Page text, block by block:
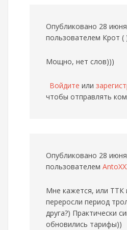
Опубликовано 28
пользователем Крот (
Мощно, нет слов)))
Войдите или
чтобы отправлять
Опубликовано 28
пользователем
Мне кажется, или ТТК
переросли период
друга?) Практически
обновились тарифы))